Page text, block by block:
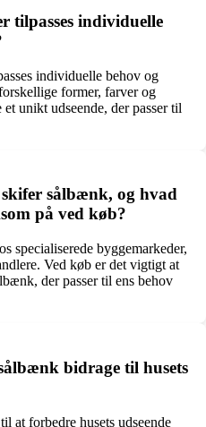
tilpasses individuelle
individuelle behov og
former, farver og
unikt udseende, der passer til
sålbænk, og hvad
på ved køb?
specialiserede byggemarkeder,
Ved køb er det vigtigt at
der passer til ens behov
bidrage til husets
at forbedre husets udseende